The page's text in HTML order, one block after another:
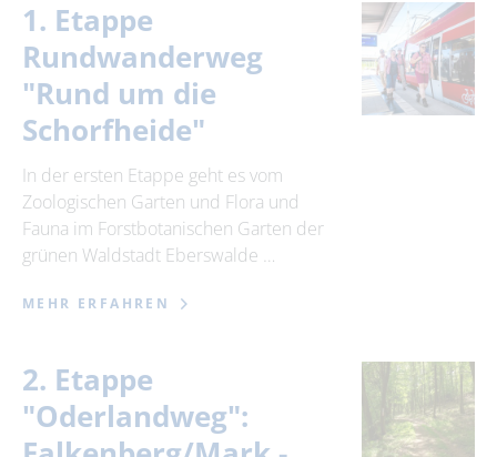
1. Etappe
Rundwanderweg
"Rund um die
Schorfheide"
In der ersten Etappe geht es vom
Zoologischen Garten und Flora und
Fauna im Forstbotanischen Garten der
grünen Waldstadt Eberswalde …
MEHR ERFAHREN
2. Etappe
"Oderlandweg":